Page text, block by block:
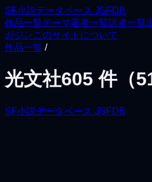
SF小説データベース JSFDB
作品一覧テーマ著者一覧訳者一覧
ガジンこのサイトについて
作品一覧 /
光文社605 件（
SF小説データベース JSFDB